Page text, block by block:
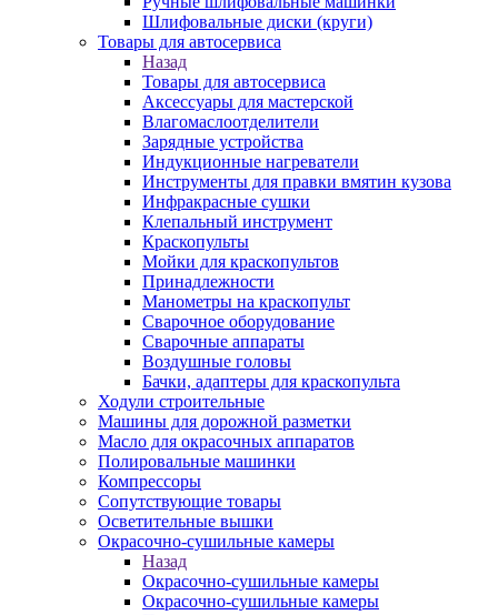
Шлифовальные диски (круги)
Товары для автосервиса
Назад
Товары для автосервиса
Аксессуары для мастерской
Влагомаслоотделители
Зарядные устройства
Индукционные нагреватели
Инструменты для правки вмятин кузова
Инфракрасные сушки
Клепальный инструмент
Краскопульты
Мойки для краскопультов
Принадлежности
Манометры на краскопульт
Сварочное оборудование
Сварочные аппараты
Воздушные головы
Бачки, адаптеры для краскопульта
Ходули строительные
Машины для дорожной разметки
Масло для окрасочных аппаратов
Полировальные машинки
Компрессоры
Сопутствующие товары
Осветительные вышки
Окрасочно-сушильные камеры
Назад
Окрасочно-сушильные камеры
Окрасочно-сушильные камеры